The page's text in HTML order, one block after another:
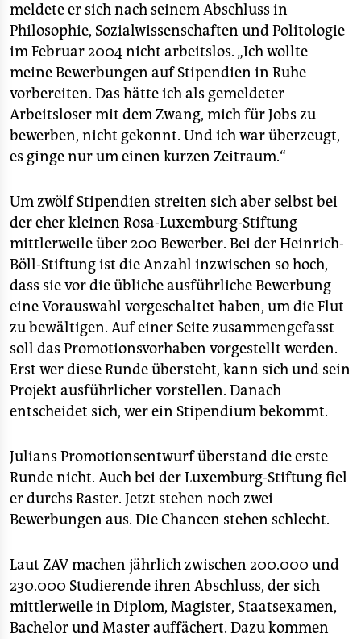
meldete er sich nach seinem Abschluss in
Philosophie, Sozialwissenschaften und Politologie
im Februar 2004 nicht arbeitslos. „Ich wollte
meine Bewerbungen auf Stipendien in Ruhe
vorbereiten. Das hätte ich als gemeldeter
Arbeitsloser mit dem Zwang, mich für Jobs zu
bewerben, nicht gekonnt. Und ich war überzeugt,
es ginge nur um einen kurzen Zeitraum.“
Um zwölf Stipendien streiten sich aber selbst bei
der eher kleinen Rosa-Luxemburg-Stiftung
mittlerweile über 200 Bewerber. Bei der Heinrich-
Böll-Stiftung ist die Anzahl inzwischen so hoch,
dass sie vor die übliche ausführliche Bewerbung
eine Vorauswahl vorgeschaltet haben, um die Flut
zu bewältigen. Auf einer Seite zusammengefasst
soll das Promotionsvorhaben vorgestellt werden.
Erst wer diese Runde übersteht, kann sich und sein
Projekt ausführlicher vorstellen. Danach
entscheidet sich, wer ein Stipendium bekommt.
Julians Promotionsentwurf überstand die erste
Runde nicht. Auch bei der Luxemburg-Stiftung fiel
er durchs Raster. Jetzt stehen noch zwei
Bewerbungen aus. Die Chancen stehen schlecht.
Laut ZAV machen jährlich zwischen 200.000 und
230.000 Studierende ihren Abschluss, der sich
mittlerweile in Diplom, Magister, Staatsexamen,
Bachelor und Master auffächert. Dazu kommen